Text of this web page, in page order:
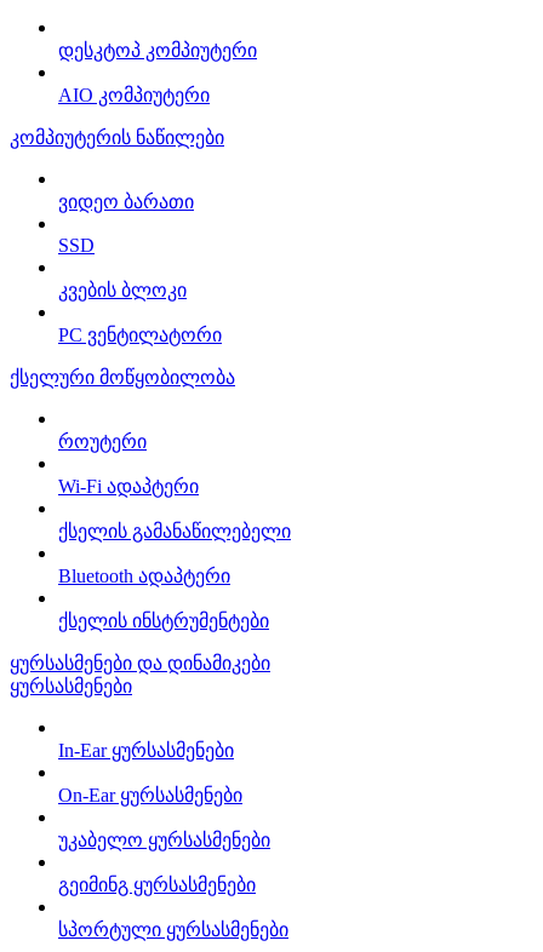
დესკტოპ კომპიუტერი
AIO კომპიუტერი
კომპიუტერის ნაწილები
ვიდეო ბარათი
SSD
კვების ბლოკი
PC ვენტილატორი
ქსელური მოწყობილობა
როუტერი
Wi-Fi ადაპტერი
ქსელის გამანაწილებელი
Bluetooth ადაპტერი
ქსელის ინსტრუმენტები
ყურსასმენები და დინამიკები
ყურსასმენები
In-Ear ყურსასმენები
On-Ear ყურსასმენები
უკაბელო ყურსასმენები
გეიმინგ ყურსასმენები
სპორტული ყურსასმენები